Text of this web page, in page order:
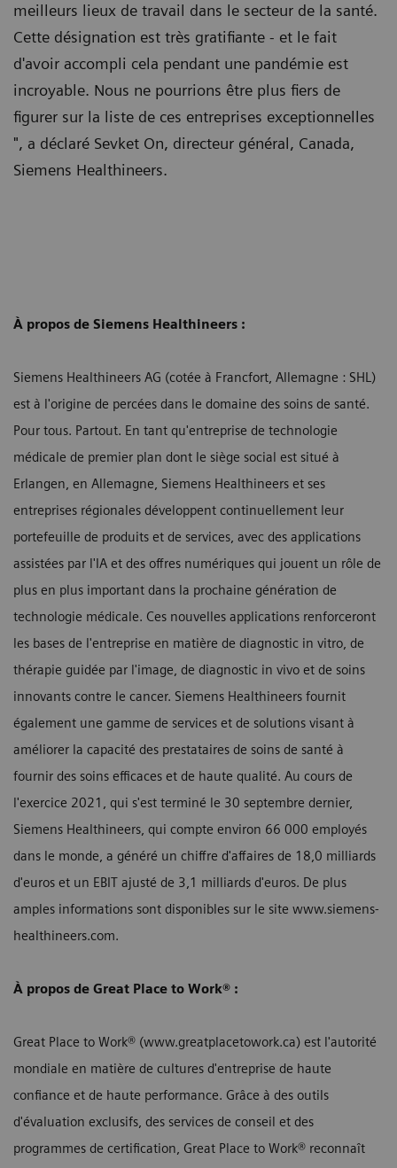
meilleurs lieux de travail dans le secteur de la santé.
Cette désignation est très gratifiante - et le fait
d'avoir accompli cela pendant une pandémie est
incroyable. Nous ne pourrions être plus fiers de
figurer sur la liste de ces entreprises exceptionnelles
", a déclaré Sevket On, directeur général, Canada,
Siemens Healthineers.
À propos de Siemens Healthineers :
Siemens Healthineers AG (cotée à Francfort, Allemagne : SHL)
est à l'origine de percées dans le domaine des soins de santé.
Pour tous. Partout. En tant qu'entreprise de technologie
médicale de premier plan dont le siège social est situé à
Erlangen, en Allemagne, Siemens Healthineers et ses
entreprises régionales développent continuellement leur
portefeuille de produits et de services, avec des applications
assistées par l'IA et des offres numériques qui jouent un rôle de
plus en plus important dans la prochaine génération de
technologie médicale. Ces nouvelles applications renforceront
les bases de l'entreprise en matière de diagnostic in vitro, de
thérapie guidée par l'image, de diagnostic in vivo et de soins
innovants contre le cancer. Siemens Healthineers fournit
également une gamme de services et de solutions visant à
améliorer la capacité des prestataires de soins de santé à
fournir des soins efficaces et de haute qualité. Au cours de
l'exercice 2021, qui s'est terminé le 30 septembre dernier,
Siemens Healthineers, qui compte environ 66 000 employés
dans le monde, a généré un chiffre d'affaires de 18,0 milliards
d'euros et un EBIT ajusté de 3,1 milliards d'euros. De plus
amples informations sont disponibles sur le site www.siemens-
healthineers.com.
À propos de Great Place to Work® :
Great Place to Work® (www.greatplacetowork.ca) est l'autorité
mondiale en matière de cultures d'entreprise de haute
confiance et de haute performance. Grâce à des outils
d'évaluation exclusifs, des services de conseil et des
programmes de certification, Great Place to Work® reconnaît